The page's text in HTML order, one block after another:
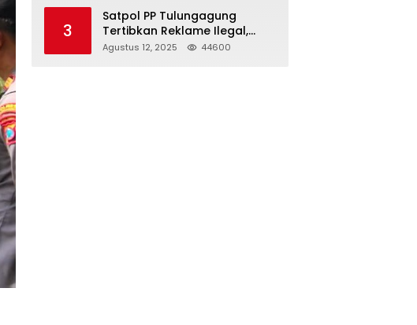
3
Satpol PP Tulungagung
Tertibkan Reklame Ilegal,
Wujudkan Kota yang Rapi
Agustus 12, 2025 44600